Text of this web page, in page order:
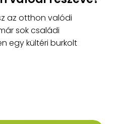
az otthon valódi
sok családi
egy kültéri burkolt